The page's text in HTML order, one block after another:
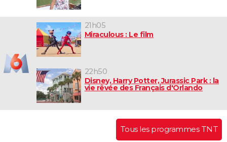
21h05
Miraculous : Le film
22h50
Disney, Harry Potter, Jurassic Park : la
vie rêvée des Français d'Orlando
Tous les programmes TNT